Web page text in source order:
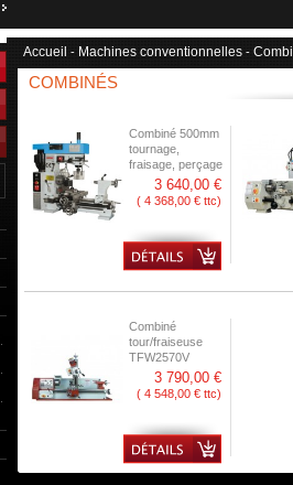
Accueil - Machines conventionnelles -
COMBINÉS
Combiné 500mm
tournage,
fraisage, perçage
3 640,00 €
( 4 368,00 € ttc)
Combiné
tour/fraiseuse
TFW2570V
3 790,00 €
( 4 548,00 € ttc)